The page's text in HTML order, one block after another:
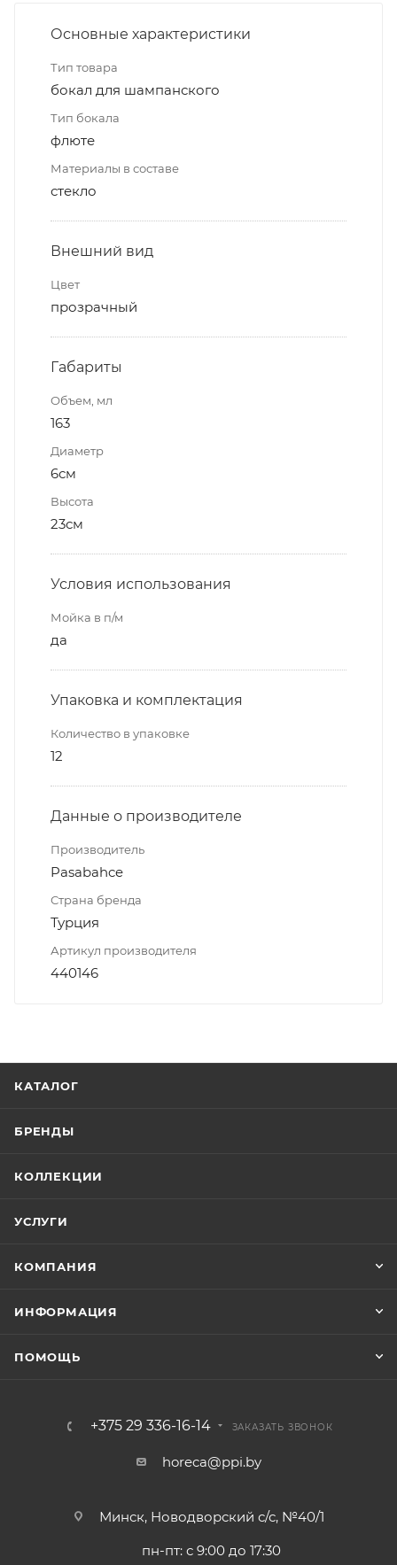
Основные характеристики
Тип товара
бокал для шампанского
Тип бокала
флюте
Материалы в составе
стекло
Внешний вид
Цвет
прозрачный
Габариты
Объем, мл
163
Диаметр
6см
Высота
23см
Условия использования
Мойка в п/м
да
Упаковка и комплектация
Количество в упаковке
12
Данные о производителе
Производитель
Pasabahce
Страна бренда
Турция
Артикул производителя
440146
КАТАЛОГ
БРЕНДЫ
КОЛЛЕКЦИИ
УСЛУГИ
КОМПАНИЯ
ИНФОРМАЦИЯ
ПОМОЩЬ
+375 29 336-16-14 ЗАКАЗАТЬ ЗВОНОК
horeca@ppi.by
Минск, Новодворский с/с, №40/1
пн-пт: с 9:00 до 17:30